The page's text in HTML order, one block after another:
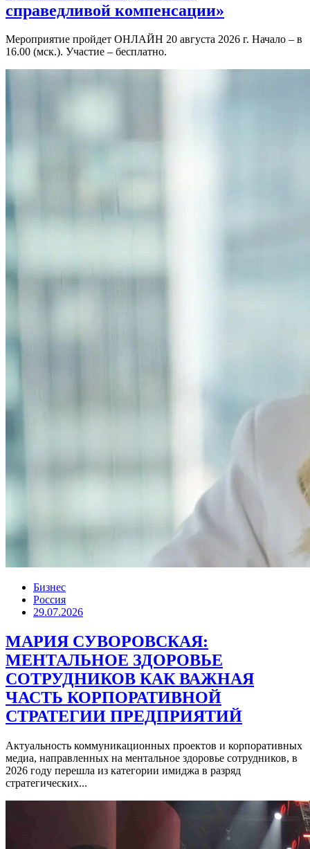
справедливой компенсации»
Мероприятие пройдет ОНЛАЙН 20 августа 2026 г. Начало – в
16.00 (мск.). Участие – бесплатно.
Бизнес
Россия
29.07.2026
МАРИЯ СУВОРОВСКАЯ:
МЕНТАЛЬНОЕ ЗДОРОВЬЕ
СОТРУДНИКОВ КАК ВАЖНАЯ
ЧАСТЬ КОРПОРАТИВНОЙ
СТРАТЕГИИ ПРЕДПРИЯТИЙ
Актуальность коммуникационных проектов и корпоративных
медиа, направленных на ментальное здоровье сотрудников, в
2026 году перешла из категории имиджа в разряд
стратегических...